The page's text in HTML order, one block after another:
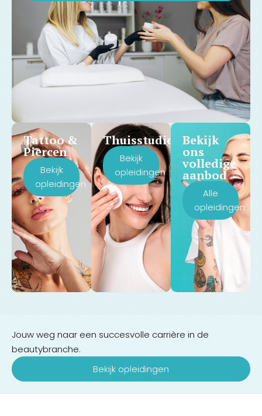
Tattoo &
Piercen
Bekijk
opleidingen
Thuisstudie
Bekijk
opleidingen
Bekijk
ons
volledige
aanbod
Alle
opleidingen
Jouw weg naar een succesvolle carrière in de
beautybranche.
Bekijk opleidingen